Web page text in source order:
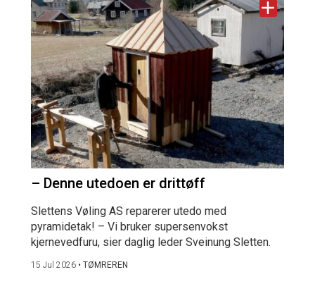
– Denne utedoen er drittøff
Slettens Vøling AS reparerer utedo med
pyramidetak! – Vi bruker supersenvokst
kjernevedfuru, sier daglig leder Sveinung Sletten.
15 Jul 2026 • TØMREREN